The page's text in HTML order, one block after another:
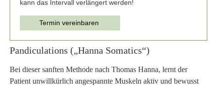
kann das Intervall verlängert werden!
Termin vereinbaren
Pandiculations („Hanna Somatics“)
Bei dieser sanften Methode nach Thomas Hanna, lernt der
Patient unwillkürlich angespannte Muskeln aktiv und bewusst